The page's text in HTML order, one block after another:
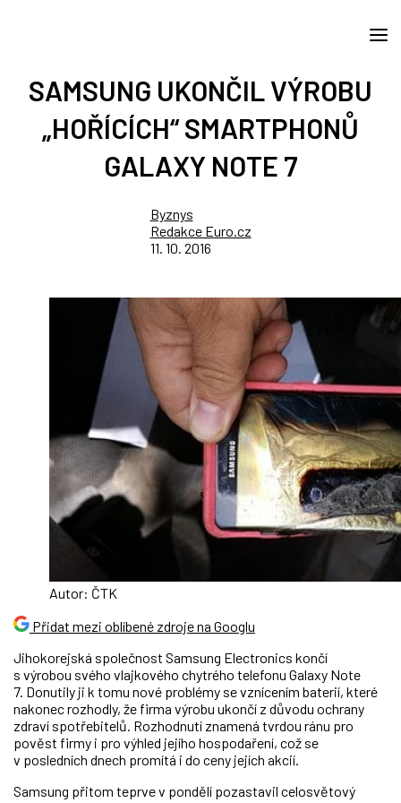
SAMSUNG UKONČIL VÝROBU
„HOŘÍCÍCH“ SMARTPHONŮ
GALAXY NOTE 7
Byznys
Redakce Euro.cz
11. 10. 2016
Autor: ČTK
Přidat mezi oblíbené zdroje na Googlu
Jihokorejská společnost Samsung Electronics končí
s výrobou svého vlajkového chytrého telefonu Galaxy Note
7. Donutily ji k tomu nové problémy se vznícením baterií, které
nakonec rozhodly, že firma výrobu ukončí z důvodu ochrany
zdraví spotřebitelů. Rozhodnutí znamená tvrdou ránu pro
pověst firmy i pro výhled jejího hospodaření, což se
v posledních dnech promítá i do ceny jejích akcií.
Samsung přitom teprve v pondělí pozastavil celosvětový